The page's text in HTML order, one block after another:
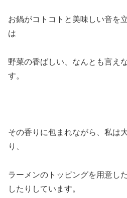
お鍋がコトコトと美味しい音を
は
野菜の香ばしい、なんとも言え
す。
その香りに包まれながら、私は
り、
ラーメンのトッピングを用意し
したりしています。